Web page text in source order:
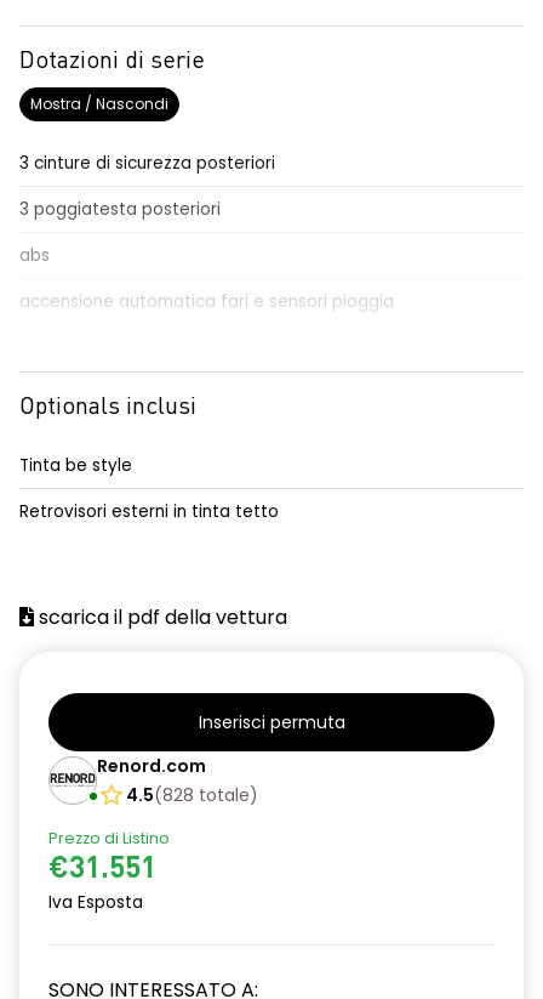
Dotazioni di serie
Mostra / Nascondi
3 cinture di sicurezza posteriori
3 poggiatesta posteriori
abs
accensione automatica fari e sensori pioggia
airbag frontale conducente e passeggero
alzacristalli posteriori elettrici impulsionali
azacristalli anteriori elettrici e impulsionali
cerchi in lega da 18''
climatizzatore automatico
criterio tecnico per tetto panoramico
design cerchi in lega da 18'' diamantati black hole
disattivazione ADAS
distance warning avviso distanza di sicurezza
doppio fondo bagagliaio
Optionals inclusi
Tinta be style
Retrovisori esterni in tinta tetto
scarica il pdf della vettura
Inserisci permuta
Renord.com
4.5(828 totale)
Prezzo di Listino
€31.551
Iva Esposta
SONO INTERESSATO A: